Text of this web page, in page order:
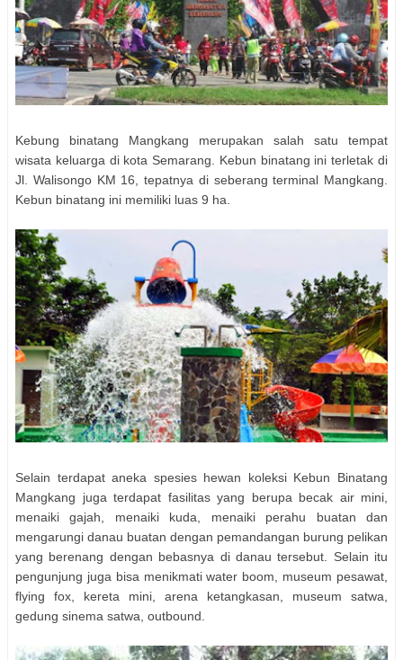
Kebung binatang Mangkang merupakan salah satu tempat
wisata keluarga di kota Semarang. Kebun binatang ini terletak di
Jl. Walisongo KM 16, tepatnya di seberang terminal Mangkang.
Kebun binatang ini memiliki luas 9 ha.
Selain terdapat aneka spesies hewan koleksi Kebun Binatang
Mangkang juga terdapat fasilitas yang berupa becak air mini,
menaiki gajah, menaiki kuda, menaiki perahu buatan dan
mengarungi danau buatan dengan pemandangan burung pelikan
yang berenang dengan bebasnya di danau tersebut. Selain itu
pengunjung juga bisa menikmati water boom, museum pesawat,
flying fox, kereta mini, arena ketangkasan, museum satwa,
gedung sinema satwa, outbound.